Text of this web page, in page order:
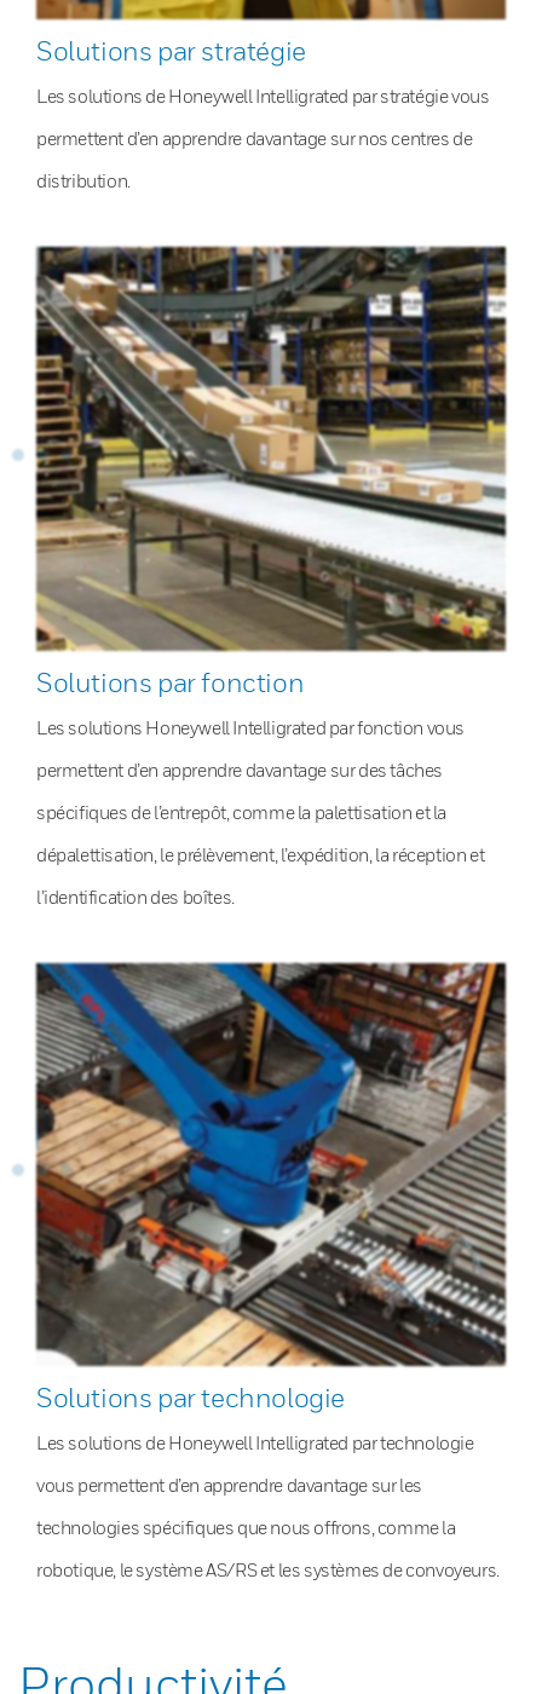
Solutions par stratégie
Les solutions de Honeywell Intelligrated par stratégie vous
permettent d’en apprendre davantage sur nos centres de
distribution.
Solutions par fonction
Les solutions Honeywell Intelligrated par fonction vous
permettent d’en apprendre davantage sur des tâches
spécifiques de l’entrepôt, comme la palettisation et la
dépalettisation, le prélèvement, l’expédition, la réception et
l’identification des boîtes.
Solutions par technologie
Les solutions de Honeywell Intelligrated par technologie
vous permettent d’en apprendre davantage sur les
technologies spécifiques que nous offrons, comme la
robotique, le système AS/RS et les systèmes de convoyeurs.